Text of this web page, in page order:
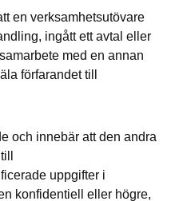
en verksamhetsutövare
ingått ett avtal eller
med en annan
förfarandet till
och innebär att den andra
uppgifter i
konfidentiell eller högre,